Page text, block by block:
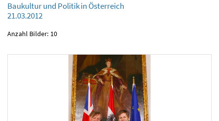
Baukultur und Politik in Österreich
Baukultur und Politik in Österreich
21.03.2012
Anzahl Bilder: 10